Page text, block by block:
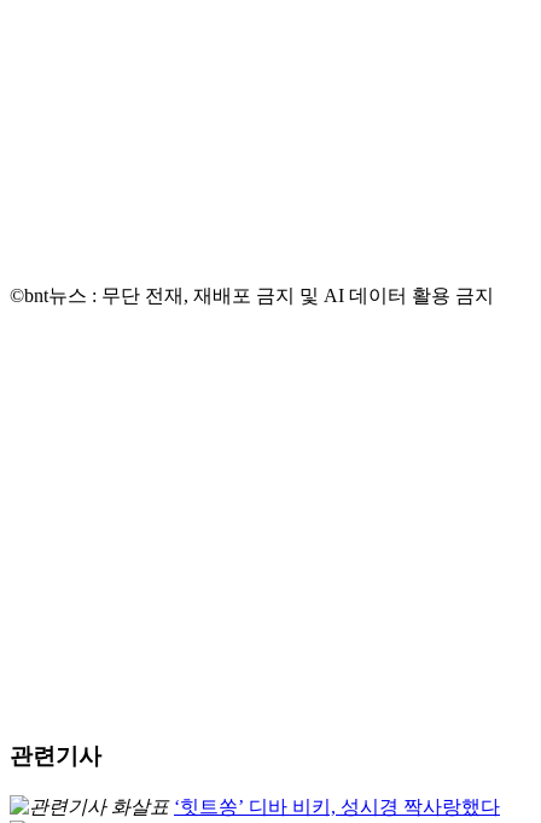
©bnt뉴스 : 무단 전재, 재배포 금지 및 AI 데이터 활용 금지
관련기사
‘힛트쏭’ 디바 비키, 성시경 짝사랑했다